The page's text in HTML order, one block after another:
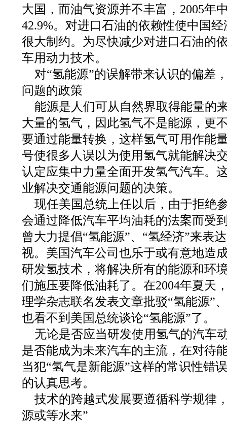
大国，而油气资源并不丰富，2005年
42.9%。对进口石油的依赖性使中国
很大制约。为尽快减少对进口石油的
车用动力技术。
对“氢能源”的误解带来认识的偏差
问题的政策
能源是人们可从自然界取得能量的
大量的氢气，因此氢气不是能源，更
要通过能量转换，这样氢气可用作能
号使很多人误以为使用氢气就能解决
认定应集中力量全面开发氢气汽车。
业解决交通能源问题的决策。
现任美国总统上任以后，由于拒绝
会通过降低汽车平均油耗的法案而受
曾大力提倡“氢能源”、“氢经济”来表
视。美国汽车公司也乐于或有意地造
研发氢技术，将解决所有的能源和环
们施压要降低油耗了。在2004年夏天
理学杂志联名发表文章批驳“氢能源”
也看不到美国总统谈论“氢能源”了。
无论是否应当研发使用氢气的汽车
是否能成为未来汽车的主流，在对待
当犯“氢气是新能源”这样的常识性错
的认真思考。
技术的跨越式发展要遵循科学规律
源或等水来”